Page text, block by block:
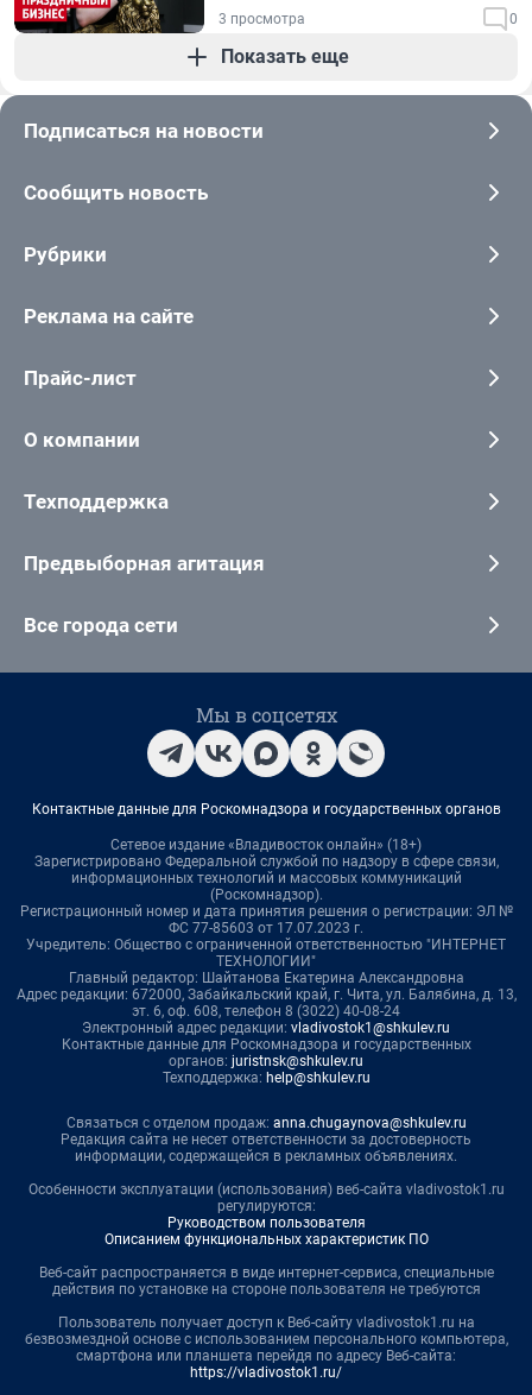
3 просмотра 0
Показать еще
Подписаться на новости
Сообщить новость
Рубрики
Реклама на сайте
Прайс-лист
О компании
Техподдержка
Предвыборная агитация
Все города сети
Мы в соцсетях
Контактные данные для Роскомнадзора и государственных органов
Сетевое издание «Владивосток онлайн» (18+)
Зарегистрировано Федеральной службой по надзору в сфере связи,
информационных технологий и массовых коммуникаций
(Роскомнадзор).
Регистрационный номер и дата принятия решения о регистрации: ЭЛ №
ФС 77-85603 от 17.07.2023 г.
Учредитель: Общество с ограниченной ответственностью "ИНТЕРНЕТ
ТЕХНОЛОГИИ"
Главный редактор: Шайтанова Екатерина Александровна
Адрес редакции: 672000, Забайкальский край, г. Чита, ул. Балябина, д. 13,
эт. 6, оф. 608, телефон 8 (3022) 40-08-24
Электронный адрес редакции: vladivostok1@shkulev.ru
Контактные данные для Роскомнадзора и государственных
органов: juristnsk@shkulev.ru
Техподдержка: help@shkulev.ru
Связаться с отделом продаж: anna.chugaynova@shkulev.ru
Редакция сайта не несет ответственности за достоверность
информации, содержащейся в рекламных объявлениях.
Особенности эксплуатации (использования) веб-сайта vladivostok1.ru
регулируются:
Руководством пользователя
Описанием функциональных характеристик ПО
Веб-сайт распространяется в виде интернет-сервиса, специальные
действия по установке на стороне пользователя не требуются
Пользователь получает доступ к Веб-сайту vladivostok1.ru на
безвозмездной основе с использованием персонального компьютера,
смартфона или планшета перейдя по адресу Веб-сайта:
https://vladivostok1.ru/